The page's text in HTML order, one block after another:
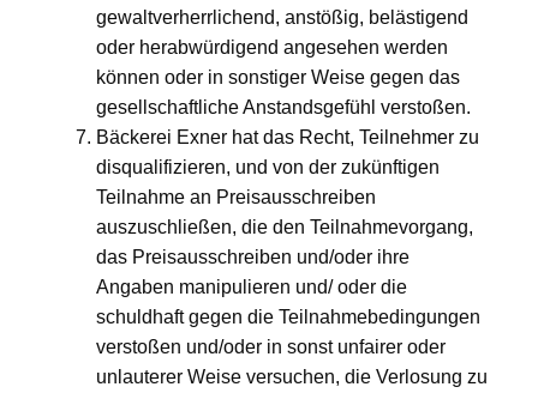
gewaltverherrlichend, anstößig, belästigend
oder herabwürdigend angesehen werden
können oder in sonstiger Weise gegen das
gesellschaftliche Anstandsgefühl verstoßen.
Bäckerei Exner hat das Recht, Teilnehmer zu
disqualifizieren, und von der zukünftigen
Teilnahme an Preisausschreiben
auszuschließen, die den Teilnahmevorgang,
das Preisausschreiben und/oder ihre
Angaben manipulieren und/ oder die
schuldhaft gegen die Teilnahmebedingungen
verstoßen und/oder in sonst unfairer oder
unlauterer Weise versuchen, die Verlosung zu